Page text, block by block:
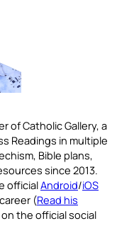
of Catholic Gallery, a
Readings in multiple
Bible plans,
since 2013.
officialAndroid/iOS
(Read his
the official social